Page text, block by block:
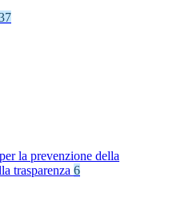
la prevenzione della
trasparenza 6